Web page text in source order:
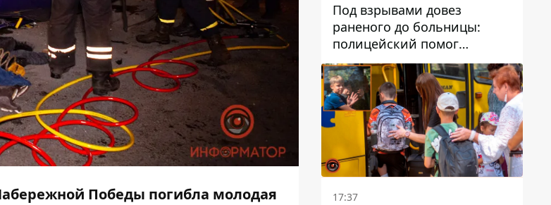
Победы погибла молодая
Под взрывами довез
раненого до больницы:
полицейский помог
пострадавшему после атаки
на Каменский район
17:37